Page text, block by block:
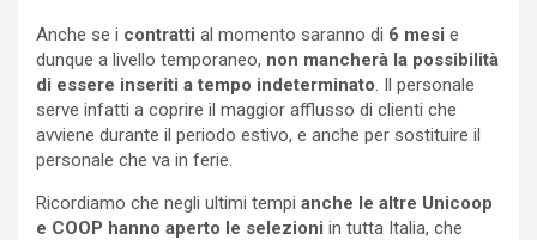
Anche se i contratti al momento saranno di 6 mesi e
dunque a livello temporaneo, non mancherà la possibilità
di essere inseriti a tempo indeterminato . Il personale
serve infatti a coprire il maggior afflusso di clienti che
avviene durante il periodo estivo, e anche per sostituire il
personale che va in ferie.
Ricordiamo che negli ultimi tempi anche le altre Unicoop
e COOP hanno aperto le selezioni in tutta Italia, che